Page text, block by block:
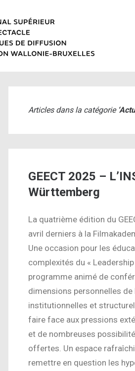
Articles dans la catégorie
GEECT 2025 –
Württemberg
La quatrième édition du
avril derniers à la
Une occasion pour les
complexités du «
programme animé de
dimensions personnelles
institutionnelles et
faire face aux pressions
et de nombreuses
offertes. Un espace
remettre en question les